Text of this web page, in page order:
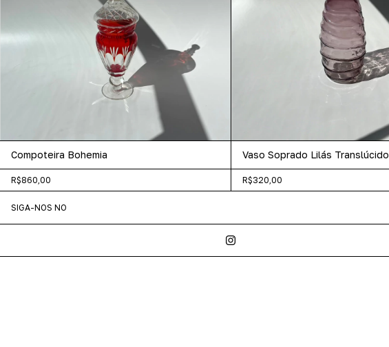
Compoteira Bohemia
R$860,00
Vaso Soprado Lilás Translúcido
R$320,00
SIGA-NOS NO